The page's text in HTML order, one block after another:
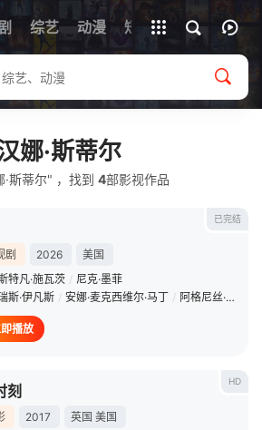
综艺 动漫 短剧
全部影片
娜·斯蒂尔
·斯蒂尔" ，找到 4部影视作品
已完结
剧 2026
美国
特凡·施瓦茨 / 尼克·墨菲
斯·伊凡斯 / 安娜·麦克西维尔·马丁 / 阿格尼丝·奥凯西
播放
HD
刻
2017 英国 美国